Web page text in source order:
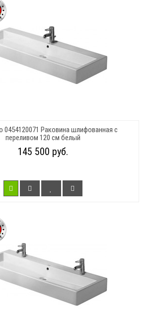
0454120071 Раковина шлифованная с
переливом 120 см белый
145 500 руб.